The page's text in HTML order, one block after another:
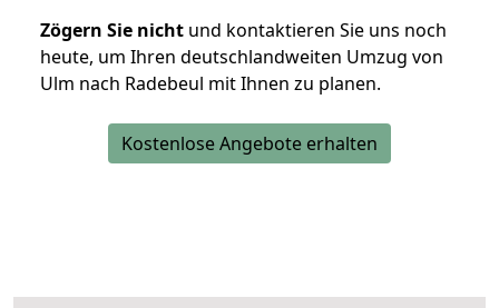
Zögern Sie nicht und kontaktieren Sie uns noch
heute, um Ihren deutschlandweiten Umzug von
Ulm nach Radebeul mit Ihnen zu planen.
Kostenlose Angebote erhalten